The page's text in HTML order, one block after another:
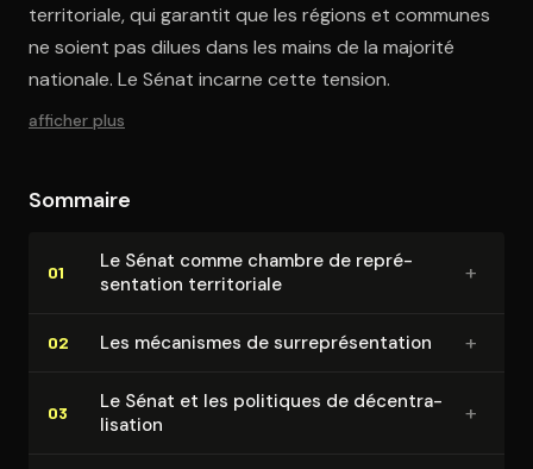
territoriale, qui garantit que les régions et communes
ne soient pas dilues dans les mains de la majorité
nationale. Le Sénat incarne cette tension.
afficher plus
Sommaire
01
Le Sénat comme chambre de re­pré­
sen­ta­tion ter­ri­to­riale
+
02 Les mécanismes de sur­re­pré­sen­ta­tion +
03
Le Sénat et les politiques de dé­cen­tra­
li­sa­tion
+